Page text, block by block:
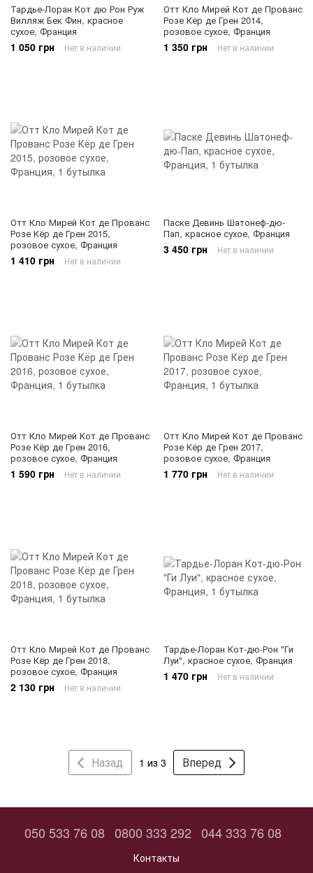
Тардье-Лоран Кот дю Рон Руж
Вилляж Бек Фин, красное
сухое, Франция
1 050 грн Нет в наличии
Отт Кло Мирей Кот де Прованс
Розе Кёр де Грен 2014,
розовое сухое, Франция
1 350 грн Нет в наличии
Отт Кло Мирей Кот де Прованс
Розе Кёр де Грен 2015,
розовое сухое, Франция
1 410 грн Нет в наличии
Паске Девинь Шатонеф-дю-
Пап, красное сухое, Франция
3 450 грн Нет в наличии
Отт Кло Мирей Кот де Прованс
Розе Кёр де Грен 2016,
розовое сухое, Франция
1 590 грн Нет в наличии
Отт Кло Мирей Кот де Прованс
Розе Кёр де Грен 2017,
розовое сухое, Франция
1 770 грн Нет в наличии
Отт Кло Мирей Кот де Прованс
Розе Кёр де Грен 2018,
розовое сухое, Франция
2 130 грн Нет в наличии
Тардье-Лоран Кот-дю-Рон "Ги
Луи", красное сухое, Франция
1 470 грн Нет в наличии
Назад 1 из 3 Вперед
050 533 76 08 0800 333 292 044 333 76 08
Контакты